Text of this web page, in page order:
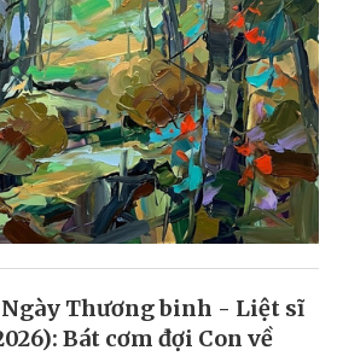
Thương binh - Liệt sĩ
Bát cơm đợi Con về